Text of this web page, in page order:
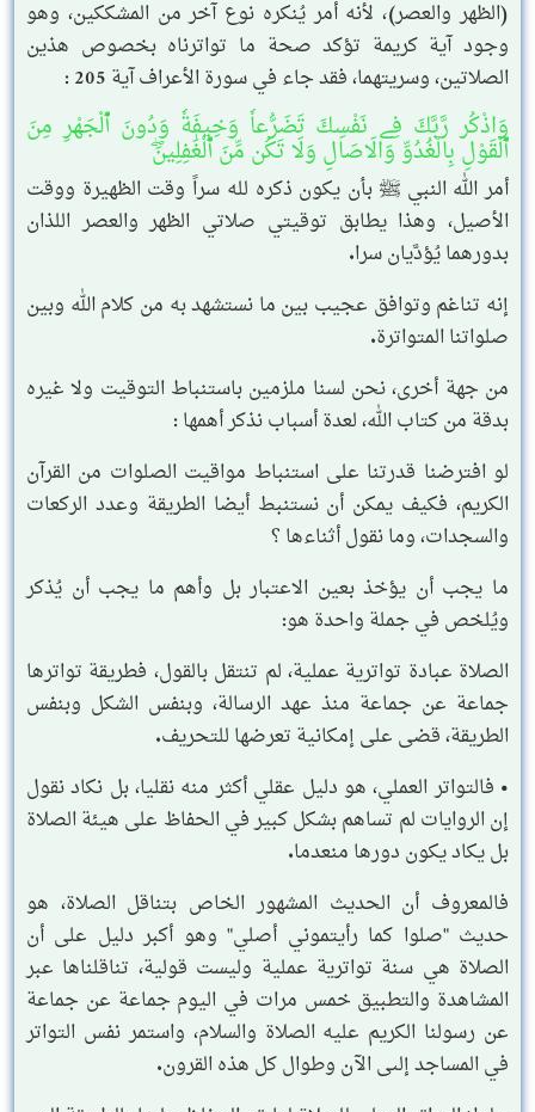
(الظهر والعصر)، لأنه أمر يُنكره نوع آخر من المشككين، وهو
وجود آية كريمة تؤكد صحة ما تواترناه بخصوص هذين
الصلاتين، وسريتهما، فقد جاء في سورة الأعراف آية 205 :
وَاذْكُر رَّبَّكَ فِے نَفْسِكَ تَضَرُّعاٗ وَخِيفَةٗ وَدُونَ اَ۬لْجَهْرِ مِنَ
اَ۬لْقَوْلِ بِالْغُدُوِّ وَالَاصَالِ وَلَا تَكُن مِّنَ اَ۬لْغَٰفِلِينَۖ
أمر الله النبي ﷺ بأن يكون ذكره لله سراً وقت الظهيرة ووقت
الأصيل، وهذا يطابق توقيتي صلاتي الظهر والعصر اللذان
بدورهما يُؤدَّيان سرا.
إنه تناغم وتوافق عجيب بين ما نستشهد به من كلام الله وبين
صلواتنا المتواترة.
من جهة أخرى، نحن لسنا ملزمين باستنباط التوقيت ولا غيره
بدقة من كتاب الله، لعدة أسباب نذكر أهمها :
لو افترضنا قدرتنا على استنباط مواقيت الصلوات من القرآن
الكريم، فكيف يمكن أن نستنبط أيضا الطريقة وعدد الركعات
والسجدات، وما نقول أثناءها ؟
ما يجب أن يؤخذ بعين الاعتبار بل وأهم ما يجب أن يُذكر
ويُلخص في جملة واحدة هو:
الصلاة عبادة تواترية عملية، لم تنتقل بالقول، فطريقة تواترها
جماعة عن جماعة منذ عهد الرسالة، وبنفس الشكل وبنفس
الطريقة، قضى على إمكانية تعرضها للتحريف.
• فالتواتر العملي، هو دليل عقلي أكثر منه نقليا، بل نكاد نقول
إن الروايات لم تساهم بشكل كبير في الحفاظ على هيئة الصلاة
بل يكاد يكون دورها منعدما.
فالمعروف أن الحديث المشهور الخاص بتناقل الصلاة، هو
حديث "صلوا كما رأيتموني أصلي" وهو أكبر دليل على أن
الصلاة هي سنة تواترية عملية وليست قولية، تناقلناها عبر
المشاهدة والتطبيق خمس مرات في اليوم جماعة عن جماعة
عن رسولنا الكريم عليه الصلاة والسلام، واستمر نفس التواتر
في المساجد إلىى الآن وطوال كل هذه القرون.